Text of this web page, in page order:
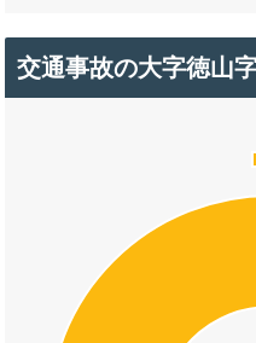
交通事故の大字徳山